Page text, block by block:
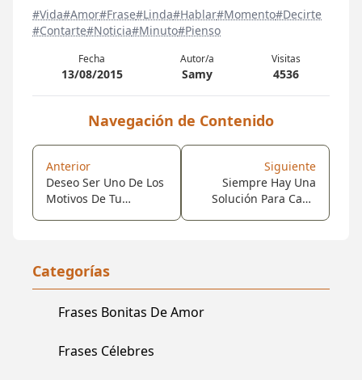
Categorías
Frases Bonitas De Amor
Frases Célebres
#Vida#Amor#Frase#Linda#Hablar#Momento#Decirte
#Contarte#Noticia#Minuto#Pienso
Fecha
13/08/2015
Autor/a
Samy
Visitas
4536
Navegación de Contenido
Anterior
Deseo Ser Uno De Los
Motivos De Tu
Mañana, Y Un Lindo
Recuerdo Antes De
Demasiado.!
Siguiente
Siempre Hay Una
Solución Para Cada